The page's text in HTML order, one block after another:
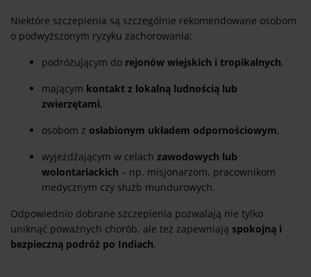
Niektóre szczepienia są szczególnie rekomendowane osobom
o podwyższonym ryzyku zachorowania:
podróżującym do rejonów wiejskich i tropikalnych,
mającym kontakt z lokalną ludnością lub
zwierzętami,
osobom z osłabionym układem odpornościowym,
wyjeżdżającym w celach zawodowych lub
wolontariackich – np. misjonarzom, pracownikom
medycznym czy służb mundurowych.
Odpowiednio dobrane szczepienia pozwalają nie tylko
uniknąć poważnych chorób, ale też zapewniają spokojną i
bezpieczną podróż po Indiach.